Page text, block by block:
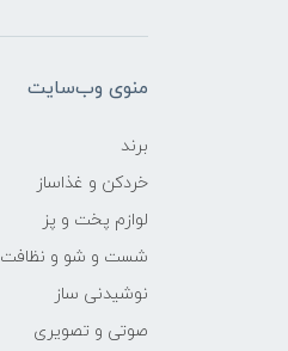
منوی وب‌سایت
برند
خردکن و غذاساز
لوازم پخت و پز
شست و شو و نظافت
نوشیدنی ساز
صوتی و تصویری